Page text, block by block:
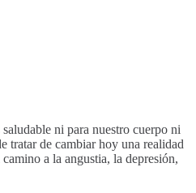
ni para nuestro cuerpo ni
tratar de cambiar hoy una realidad
a la angustia, la depresión,